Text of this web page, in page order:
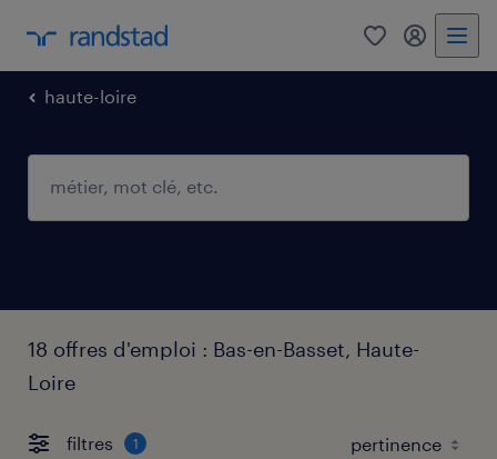
0 mon
haute-loire
18 offres d'emploi : Bas-en-Basset, Haute-
Loire
filtres 1